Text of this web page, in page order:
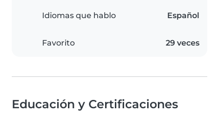
Idiomas que hablo Español
Favorito 29 veces
Educación y Certificaciones